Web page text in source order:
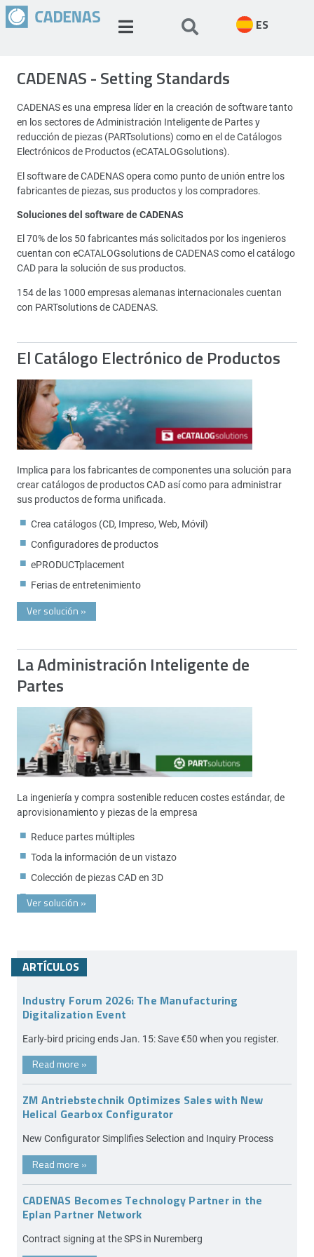
ES
CADENAS - Setting Standards
CADENAS es una empresa líder en la creación de software tanto
en los sectores de Administración Inteligente de Partes y
reducción de piezas (PARTsolutions) como en el de Catálogos
Electrónicos de Productos (eCATALOGsolutions).
El software de CADENAS opera como punto de unión entre los
fabricantes de piezas, sus productos y los compradores.
Soluciones del software de CADENAS
El 70% de los 50 fabricantes más solicitados por los ingenieros
cuentan con eCATALOGsolutions de CADENAS como el catálogo
CAD para la solución de sus productos.
154 de las 1000 empresas alemanas internacionales cuentan
con PARTsolutions de CADENAS.
El Catálogo Electrónico de Productos
Implica para los fabricantes de componentes una solución para
crear catálogos de productos CAD así como para administrar
sus productos de forma unificada.
Crea catálogos (CD, Impreso, Web, Móvil)
Configuradores de productos
ePRODUCTplacement
Ferias de entretenimiento
Ver solución »
La Administración Inteligente de
Partes
La ingeniería y compra sostenible reducen costes estándar, de
aprovisionamiento y piezas de la empresa
Reduce partes múltiples
Toda la información de un vistazo
Colección de piezas CAD en 3D
Ver solución »
ARTÍCULOS
Industry Forum 2026: The Manufacturing
Digitalization Event
Early-bird pricing ends Jan. 15: Save €50 when you register.
Read more »
ZM Antriebstechnik Optimizes Sales with New
Helical Gearbox Configurator
New Configurator Simplifies Selection and Inquiry Process
Read more »
CADENAS Becomes Technology Partner in the
Eplan Partner Network
Contract signing at the SPS in Nuremberg